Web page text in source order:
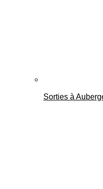
Sorties à